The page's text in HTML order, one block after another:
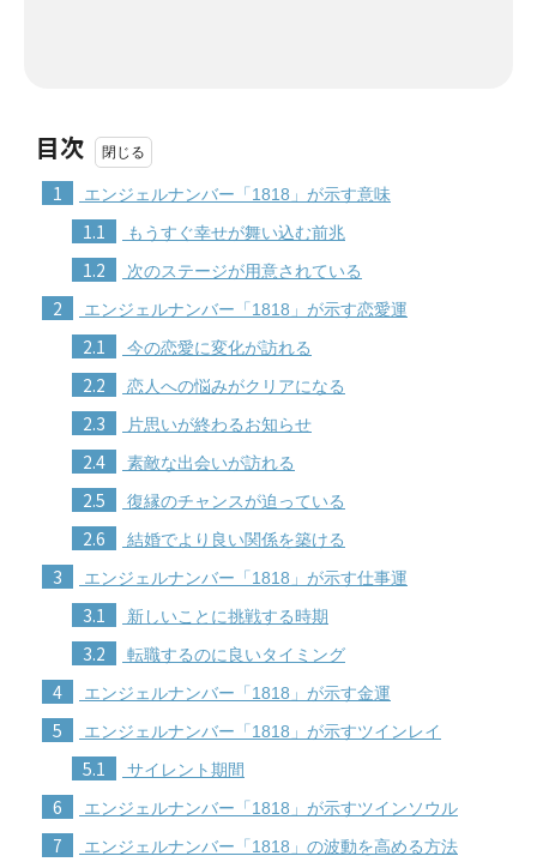
目次
1 エンジェルナンバー「1818」が示す意味
1.1 もうすぐ幸せが舞い込む前兆
1.2 次のステージが用意されている
2 エンジェルナンバー「1818」が示す恋愛運
2.1 今の恋愛に変化が訪れる
2.2 恋人への悩みがクリアになる
2.3 片思いが終わるお知らせ
2.4 素敵な出会いが訪れる
2.5 復縁のチャンスが迫っている
2.6 結婚でより良い関係を築ける
3 エンジェルナンバー「1818」が示す仕事運
3.1 新しいことに挑戦する時期
3.2 転職するのに良いタイミング
4 エンジェルナンバー「1818」が示す金運
5 エンジェルナンバー「1818」が示すツインレイ
5.1 サイレント期間
6 エンジェルナンバー「1818」が示すツインソウル
7 エンジェルナンバー「1818」の波動を高める方法